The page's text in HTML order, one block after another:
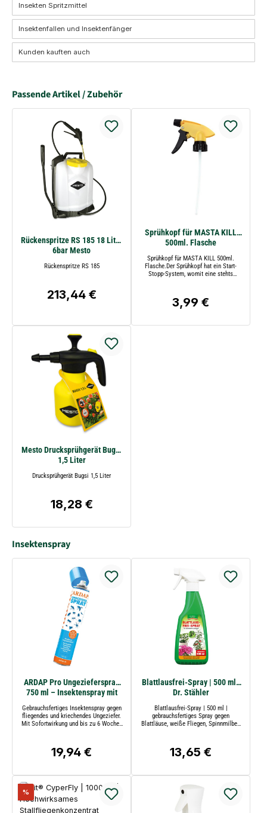
Insekten Spritzmittel
Insektenfallen und Insektenfänger
Kunden kauften auch
Passende Artikel / Zubehör
Rückenspritze RS 185 18 Liter
6bar Mesto
Rückenspritze RS 185
Regulärer Preis:
213,44 €
Sprühkopf für MASTA KILL
500ml. Flasche
Sprühkopf für MASTA KILL 500ml.
Flasche.Der Sprühkopf hat ein Start-
Stopp-System, womit eine stehts
Regulärer Preis:
3,99 €
Mesto Drucksprühgerät Bugsi
1,5 Liter
Drucksprühgerät Bugsi 1,5 Liter
Regulärer Preis:
18,28 €
Insektenspray
ARDAP Pro Ungezieferspray
750 ml – Insektenspray mit
Gebrauchsfertiges Insektenspray gegen
fliegendes und kriechendes Ungeziefer.
Mit Sofortwirkung und bis zu 6 Wochen
Regulärer Preis:
19,94 €
Blattlausfrei-Spray | 500 ml |
Dr. Stähler
Blattlausfrei-Spray | 500 ml |
gebrauchsfertiges Spray gegen
Blattläuse, weiße Fliegen, Spinnmilben
| für Innenräume geeignet | Dr. Stähler
Regulärer Preis:
13,65 €
% Rabatt